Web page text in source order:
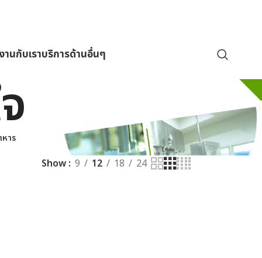
านกับเราบริการด้านอื่นๆ
าร
Show 9 12 18 24